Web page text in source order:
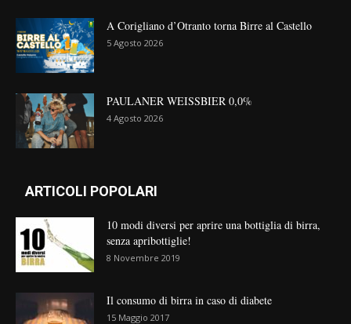
A Corigliano d’Otranto torna Birre al Castello
5 Agosto 2026
PAULANER WEISSBIER 0,0%
4 Agosto 2026
ARTICOLI POPOLARI
10 modi diversi per aprire una bottiglia di birra,
senza apribottiglie!
8 Novembre 2019
Il consumo di birra in caso di diabete
15 Maggio 2017